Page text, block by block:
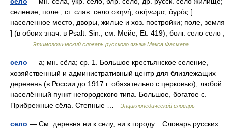
селение; поле , ст. слав. село σκηνή, σκήνωμα; ἀγρός [
населенное место, дворы, жилые и хоз. постройки; поле, земля
] (в обоих знач. в Psalt. Sin.; см. Мейе, Et. 419), болг. село село ,
Этимологический словарь русского языка Макса Фасмера
село — а; мн. сёла; ср. 1. Большое крестьянское селение,
хозяйственный и административный центр для близлежащих
деревень (в России до 1917 г. обязательно с церковью); любой
населённый пункт негородского типа. Большое, богатое с.
Прибрежные сёла. Степные …
Энциклопедический словарь
село — См. деревня ни к селу, ни к городу... Словарь русских